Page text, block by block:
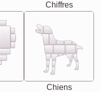
Chiffres
Chiens